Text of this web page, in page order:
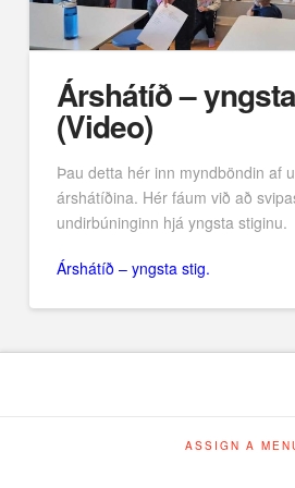
Árshátíð –
(Video)
Þau detta hér inn myndböndin af
árshátíðina. Hér fáum við að
undirbúninginn hjá yngsta stiginu.
Árshátíð – yngsta stig.
ASSIGN A